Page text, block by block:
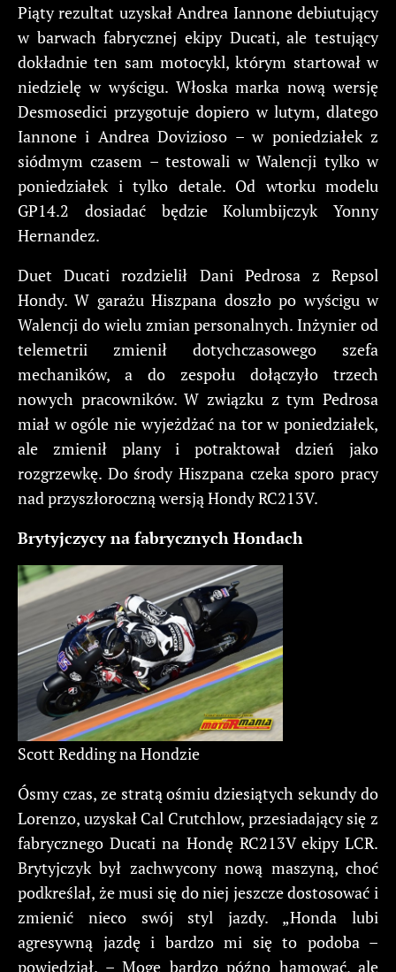
Piąty rezultat uzyskał Andrea Iannone debiutujący
w barwach fabrycznej ekipy Ducati, ale testujący
dokładnie ten sam motocykl, którym startował w
niedzielę w wyścigu. Włoska marka nową wersję
Desmosedici przygotuje dopiero w lutym, dlatego
Iannone i Andrea Dovizioso – w poniedziałek z
siódmym czasem – testowali w Walencji tylko w
poniedziałek i tylko detale. Od wtorku modelu
GP14.2 dosiadać będzie Kolumbijczyk Yonny
Hernandez.
Duet Ducati rozdzielił Dani Pedrosa z Repsol
Hondy. W garażu Hiszpana doszło po wyścigu w
Walencji do wielu zmian personalnych. Inżynier od
telemetrii zmienił dotychczasowego szefa
mechaników, a do zespołu dołączyło trzech
nowych pracowników. W związku z tym Pedrosa
miał w ogóle nie wyjeżdżać na tor w poniedziałek,
ale zmienił plany i potraktował dzień jako
rozgrzewkę. Do środy Hiszpana czeka sporo pracy
nad przyszłoroczną wersją Hondy RC213V.
Brytyjczycy na fabrycznych Hondach
Scott Redding na Hondzie
Ósmy czas, ze stratą ośmiu dziesiątych sekundy do
Lorenzo, uzyskał Cal Crutchlow, przesiadający się z
fabrycznego Ducati na Hondę RC213V ekipy LCR.
Brytyjczyk był zachwycony nową maszyną, choć
podkreślał, że musi się do niej jeszcze dostosować i
zmienić nieco swój styl jazdy. „Honda lubi
agresywną jazdę i bardzo mi się to podoba –
powiedział. – Mogę bardzo późno hamować, ale